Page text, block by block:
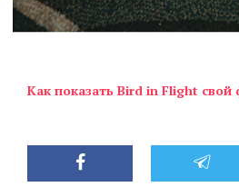
Как показать Bird in Flight свой